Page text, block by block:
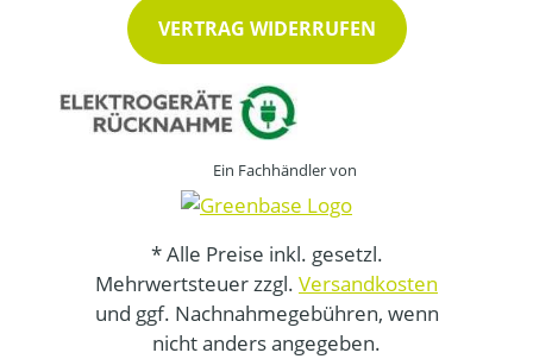
VERTRAG WIDERRUFEN
Ein Fachhändler von
* Alle Preise inkl. gesetzl.
Mehrwertsteuer zzgl. Versandkosten
und ggf. Nachnahmegebühren, wenn
nicht anders angegeben.